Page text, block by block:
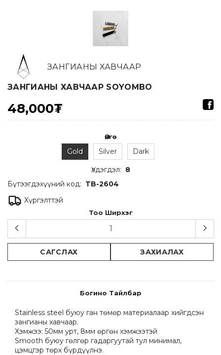
ЗАНГИАНЫ ХАВЧААР
ЗАНГИАНЫ ХАВЧААР SOYOMBO
48,000₮
Өнгө
Gold Silver Dark
Үлдэгдэл: 8
Бүтээгдэхүүний код: TB-2604
Хүргэлттэй
Тоо Ширхэг
САГСЛАХ ЗАХИАЛАХ
Богино Тайлбар
Stainless steel буюу ган төмөр материалаар хийгдсэн
зангианы хавчаар.
Хэмжээ: 50мм урт, 8мм өргөн хэмжээтэй
Smooth буюу гөлгөр гадаргуутай тул минимал,
цэмцгэр төрх бүрдүүлнэ.